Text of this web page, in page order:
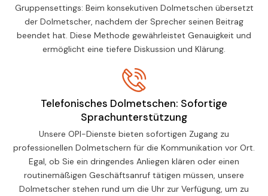
Gruppensettings: Beim konsekutiven Dolmetschen übersetzt
der Dolmetscher, nachdem der Sprecher seinen Beitrag
beendet hat. Diese Methode gewährleistet Genauigkeit und
ermöglicht eine tiefere Diskussion und Klärung.
Telefonisches Dolmetschen: Sofortige
Sprachunterstützung
Unsere OPI-Dienste bieten sofortigen Zugang zu
professionellen Dolmetschern für die Kommunikation vor Ort.
Egal, ob Sie ein dringendes Anliegen klären oder einen
routinemäßigen Geschäftsanruf tätigen müssen, unsere
Dolmetscher stehen rund um die Uhr zur Verfügung, um zu